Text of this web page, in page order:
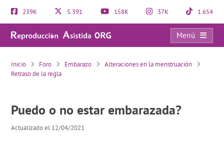
239K 5.391 158K 37K 1.654
Menú
Puedo o no estar embarazada?
Inicio Foro Embarazo
Alteraciones en la menstruación
Retraso de la regla
Puedo o no estar embarazada?
Actualizado el 12/04/2021